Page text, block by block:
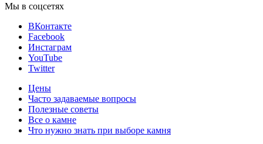
Мы в соцсетях
ВКонтакте
Facebook
Инстаграм
YouTube
Twitter
Цены
Часто задаваемые вопросы
Полезные советы
Все о камне
Что нужно знать при выборе камня